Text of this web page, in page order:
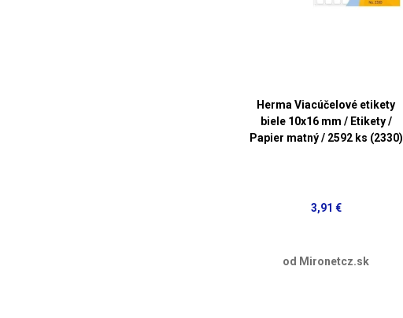
Herma Viacúčelové etikety
biele 10x16 mm / Etikety /
Papier matný / 2592 ks (2330)
3,91 €
od Mironetcz.sk